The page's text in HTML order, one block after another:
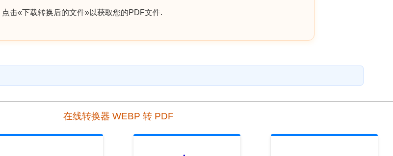
点击«下载转换后的文件»以获取您的PDF文件.
在线转换器 WEBP 转 PDF